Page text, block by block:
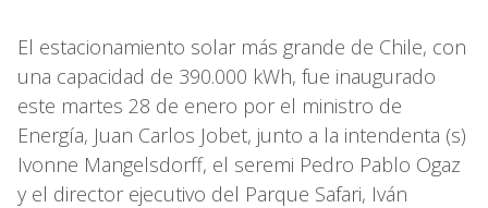
El estacionamiento solar más grande de Chile, con
una capacidad de 390.000 kWh, fue inaugurado
este martes 28 de enero por el ministro de
Energía, Juan Carlos Jobet, junto a la intendenta (s)
Ivonne Mangelsdorff, el seremi Pedro Pablo Ogaz
y el director ejecutivo del Parque Safari, Iván